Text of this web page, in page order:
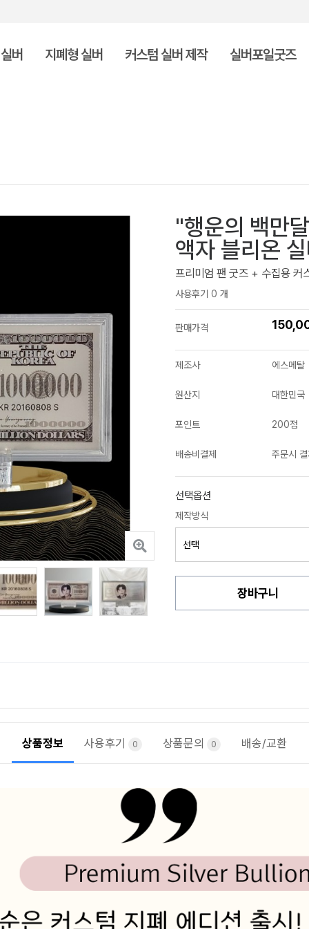
버 지폐형 실버 커스텀 실버 제작 실버포일굿즈
"행운의 백만
액자 블리온
프리미엄 팬 굿즈 + 수집용 커
사용후기 0 개
판매가격
제조사 에스메탈
원산지 대한민국
포인트 200점
배송비결제 주문시 결
선택옵션
제작방식
장바구니
상품정보 사용후기 0 상품문의 0 배송/교환